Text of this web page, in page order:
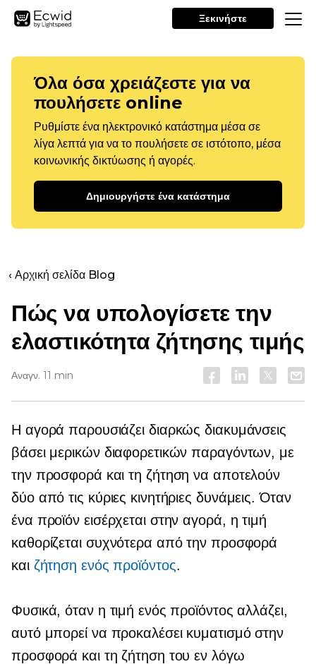
Ξεκινήστε
Όλα όσα χρειάζεστε για να
πουλήσετε online
Ρυθμίστε ένα ηλεκτρονικό κατάστημα μέσα σε
λίγα λεπτά για να το πουλήσετε σε ιστότοπο, μέσα
κοινωνικής δικτύωσης ή αγορές.
Δημιουργήστε ένα κατάστημα
‹ Αρχική σελίδα Blog
Πώς να υπολογίσετε την
ελαστικότητα ζήτησης τιμής
Αναγν. 11 min
Η αγορά παρουσιάζει διαρκώς διακυμάνσεις
βάσει μερικών διαφορετικών παραγόντων, με
την προσφορά και τη ζήτηση να αποτελούν
δύο από τις κύριες κινητήριες δυνάμεις. Όταν
ένα προϊόν εισέρχεται στην αγορά, η τιμή
καθορίζεται συχνότερα από την προσφορά
και ζήτηση ενός προϊόντος.
Φυσικά, όταν η τιμή ενός προϊόντος αλλάζει,
αυτό μπορεί να προκαλέσει κυματισμό στην
προσφορά και τη ζήτηση του εν λόγω